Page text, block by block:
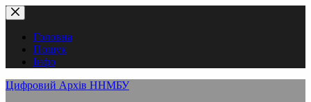
Перейти
до
вмістуГоловна
Пошук
Інфо
Цифровий Архів ННМБУ